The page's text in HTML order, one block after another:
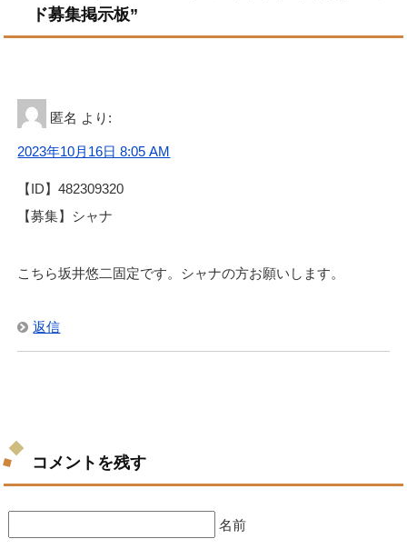
ド募集掲示板”
匿名 より:
2023年10月16日 8:05 AM
【ID】482309320
【募集】シャナ
こちら坂井悠二固定です。シャナの方お願いします。
返信
コメントを残す
名前